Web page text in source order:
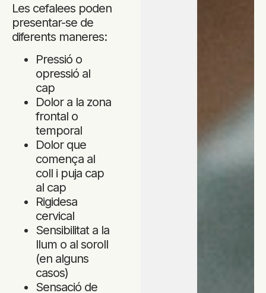
Les cefalees poden
presentar-se de
diferents maneres:
Pressió o
opressió al
cap
Dolor a la zona
frontal o
temporal
Dolor que
comença al
coll i puja cap
al cap
Rigidesa
cervical
Sensibilitat a la
llum o al soroll
(en alguns
casos)
Sensació de